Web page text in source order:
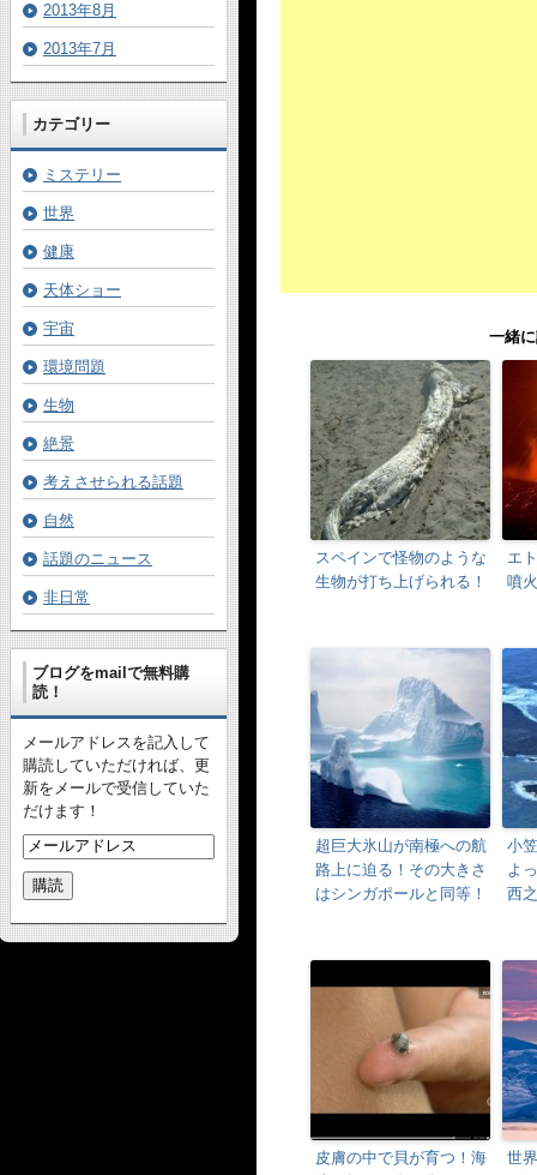
一緒
スペインで怪物のような
生物が打ち上げられる！
エ
噴
超巨大氷山が南極への航
路上に迫る！その大きさ
はシンガポールと同等！
小
よ
西
皮膚の中で貝が育つ！海
世
2013年8月
2013年7月
カテゴリー
ミステリー
世界
健康
天体ショー
宇宙
環境問題
生物
絶景
考えさせられる話題
自然
話題のニュース
非日常
ブログをmailで無料購
読！
メールアドレスを記入して
購読していただければ、更
新をメールで受信していた
だけます！